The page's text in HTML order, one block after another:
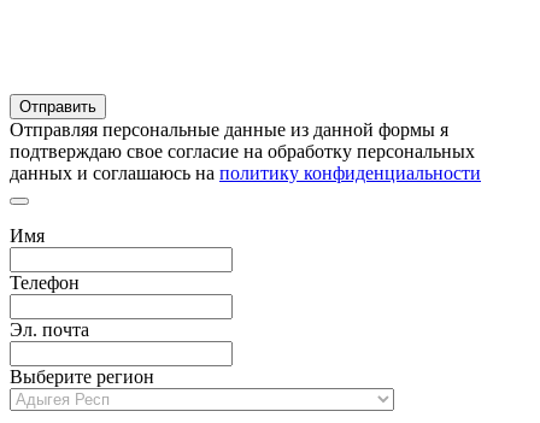
Отправляя персональные данные из данной формы я
подтверждаю свое согласие на обработку персональных
данных и соглашаюсь на политику конфиденциальности
Имя
Телефон
Эл. почта
Выберите регион